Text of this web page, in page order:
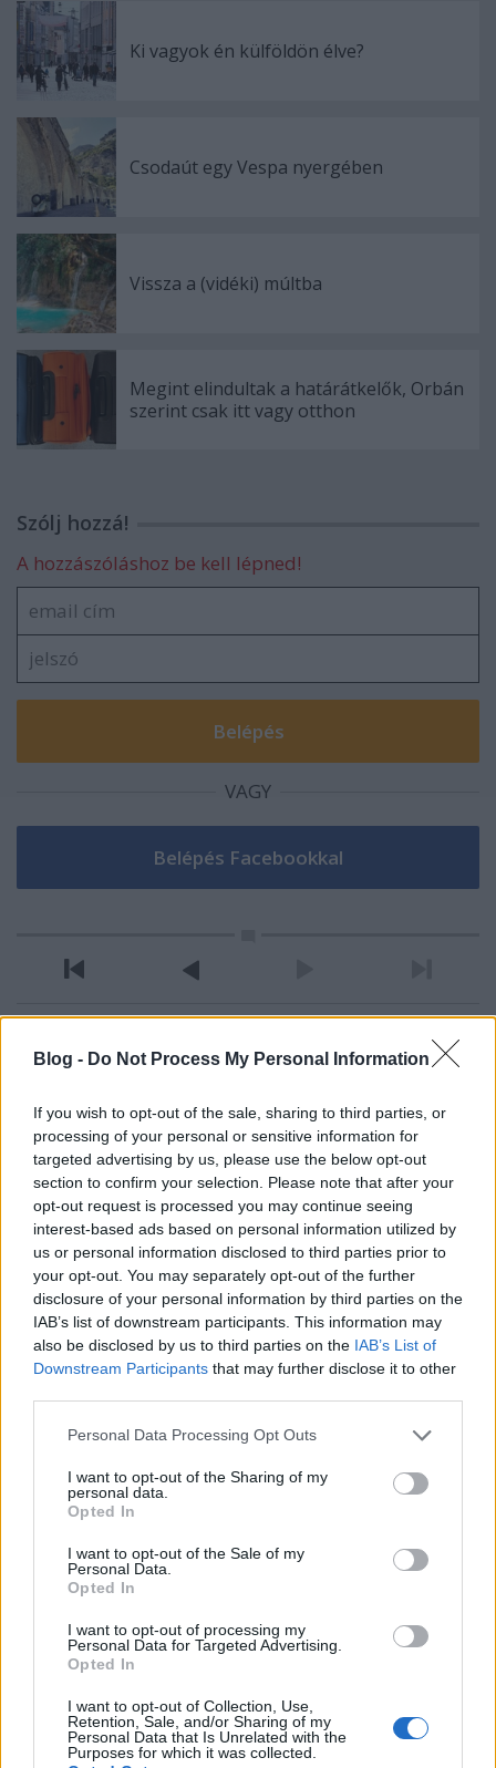
Blog - Do Not Process My Personal Information
If you wish to opt-out of the sale, sharing to third parties, or
processing of your personal or sensitive information for
targeted advertising by us, please use the below opt-out
section to confirm your selection. Please note that after your
opt-out request is processed you may continue seeing
interest-based ads based on personal information utilized by
us or personal information disclosed to third parties prior to
your opt-out. You may separately opt-out of the further
disclosure of your personal information by third parties on the
IAB’s list of downstream participants. This information may
also be disclosed by us to third parties on the IAB’s List of
Downstream Participants that may further disclose it to other
Please note that this website/app uses one or more Google
not limited to your visit or usage behaviour. You may click to
grant or deny consent to Google and its third-party tags to
use your data for below specified purposes in below Google
consent section.
Personal Data Processing Opt Outs
I want to opt-out of the Sharing of my
personal data.
Opted In
I want to opt-out of the Sale of my
Personal Data.
Opted In
I want to opt-out of processing my
Personal Data for Targeted Advertising.
Opted In
I want to opt-out of Collection, Use,
Retention, Sale, and/or Sharing of my
Personal Data that Is Unrelated with the
Purposes for which it was collected.
Ki vagyok én külföldön élve?
Csodaút egy Vespa nyergében
Vissza a (vidéki) múltba
Megint elindultak a határátkelők, Orbán
szerint csak itt vagy otthon
Szólj hozzá!
A hozzászóláshoz be kell lépned!
VAGY
6 éve
műveltség, ami nyelvtanulással, mint bónusz jön"
valahogy en ezt az amerikai muveletlenseget soha
nem tudom felfedezni - lehet, hogy mert en is
muveletlen vagyok.
bar inkabb az lehet mogotte, hogy nem gondolom,
hogy ha europai szarmazassal tobbet tudok
europarol, akkor egy amerikai tuskobb mint en.
miert nem az a kerdes, hogy Jakarta-ban tegezve
vagyok tudja-e a posztolo, es ha nem, muveletlennek
valami europai-felsobbrendusegi-maszlaggal.
legtobbuknek a jezuska hozza az ajandekot. meg
csak 6 eve elek itt, es erdekes modon ennek volt ideje
erdeklodo europai, az amcsiknak ez tuti nem tunt
fel, meg akkor sem, ha volt 1-2 latin osztalytarsuk.
meg az sem, hogy a gyerekeknek rosh hashanah-kor
is szunet van a suliban, mi a fene lehet az? Es
rendszeres program, hogy az 5-6 kulonbozo